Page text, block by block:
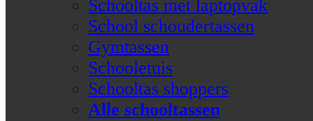
Schooltas met laptopvak
School schoudertassen
Gymtassen
Schooletuis
Schooltas shoppers
Alle schooltassen